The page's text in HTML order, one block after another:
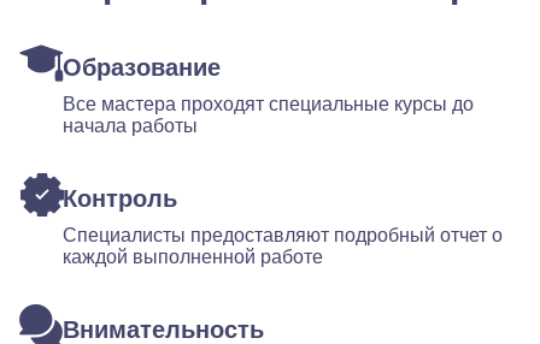
Образование
Все мастера проходят специальные курсы до
начала работы
Контроль
Специалисты предоставляют подробный отчет о
каждой выполненной работе
Внимательность